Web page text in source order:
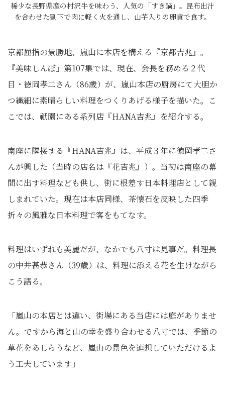
稀少な長野県産の村沢牛を味わう、人気の「すき鍋」。昆布出汁
を合わせた割下で肉に軽く火を通し、山芋入りの卵黄で食す。
京都屈指の景勝地、嵐山に本店を構える『京都吉兆』。
『美味しんぼ』第107集では、現在、会長を務める２代
目・徳岡孝二さん（86歳）が、嵐山本店の厨房にて大胆か
つ繊細に素晴らしい料理をつくりあげる様子を描いた。こ
こでは、祇園にある系列店『HANA吉兆』を紹介する。
南座に隣接する『HANA吉兆』は、平成３年に徳岡孝二さ
んが興した（当時の店名は『花吉兆』）。当初は南座の幕
間に出す料理なども供し、街に根差す日本料理店として親
しまれていた。現在は本店同様、茶懐石を反映した四季
折々の風雅な日本料理で客をもてなす。
料理はいずれも美麗だが、なかでも八寸は見事だ。料理長
の中井甚恭さん（39歳）は、料理に添える花を生けながら
こう語る。
「嵐山の本店とは違い、街場にある当店には庭がありませ
ん。ですから海と山の幸を盛り合わせる八寸では、季節の
草花をあしらうなど、嵐山の景色を連想していただけるよ
う工夫しています」